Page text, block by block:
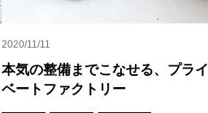
2020/11/11
本気の整備までこなせる、プライ
ベートファクトリー